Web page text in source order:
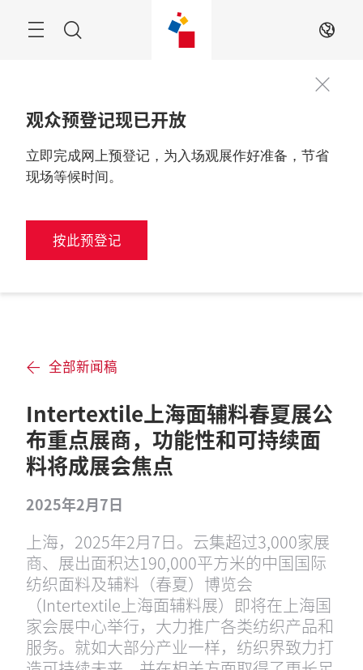
ZH
观众预登记现已开放
立即完成网上预登记，为入场观展作好准备，节省
现场等候时间。
按此预登记
全部新闻稿
Intertextile上海面辅料春夏展公
布重点展商，功能性和可持续面
料将成展会焦点
2025年2月7日
上海，2025年2月7日。云集超过3,000家展
商、展出面积达190,000平方米的中国国际
纺织面料及辅料（春夏）博览会
（Intertextile上海面辅料展）即将在上海国
家会展中心举行，大力推广各类纺织产品和
服务。就如大部分产业一样，纺织界致力打